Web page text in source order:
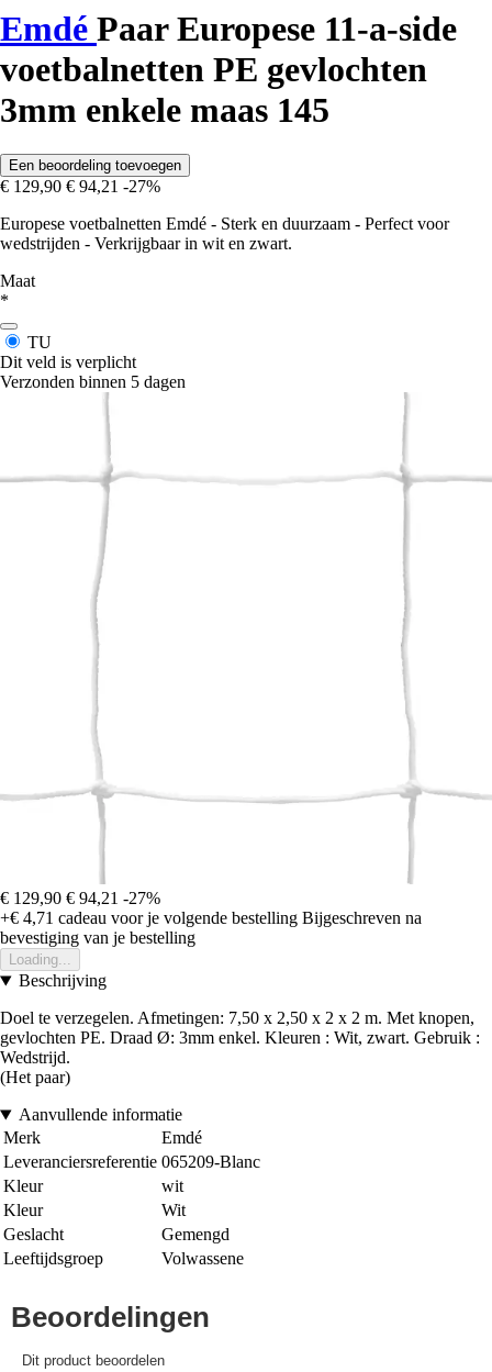
Emdé Paar Europese 11-a-side
voetbalnetten PE gevlochten
3mm enkele maas 145
Een beoordeling toevoegen
€ 129,90 € 94,21 -27%
Europese voetbalnetten Emdé - Sterk en duurzaam - Perfect voor
wedstrijden - Verkrijgbaar in wit en zwart.
Maat
*
TU
Dit veld is verplicht
Verzonden binnen 5 dagen
€ 129,90 € 94,21 -27%
+€ 4,71 cadeau voor je volgende bestelling Bijgeschreven na
bevestiging van je bestelling
Loading...
Beschrijving
Doel te verzegelen. Afmetingen: 7,50 x 2,50 x 2 x 2 m. Met knopen,
gevlochten PE. Draad Ø: 3mm enkel. Kleuren : Wit, zwart. Gebruik :
Wedstrijd.
(Het paar)
Aanvullende informatie
Merk
Emdé
Leveranciersreferentie 065209-Blanc
Kleur
wit
Kleur
Wit
Geslacht
Gemengd
Leeftijdsgroep
Volwassene